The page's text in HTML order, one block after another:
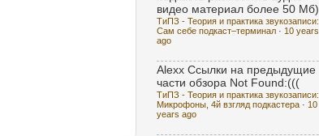
видео материал более 50 Мб)
ТиПЗ - Теория и практика звукозаписи:
Сам себе подкаст–терминал · 10 years
ago
Alexx Ссылки на предыдущие
части обзора Not Found:(((
ТиПЗ - Теория и практика звукозаписи:
Микрофоны, 4й взгляд подкастера · 10
years ago